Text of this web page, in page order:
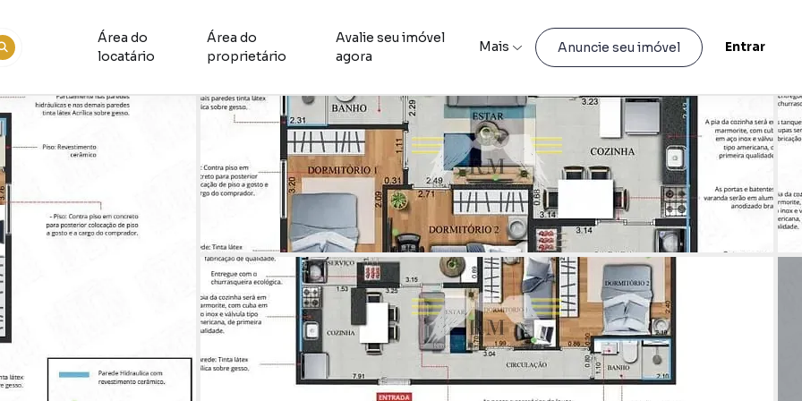
Área do
locatário
Área do
proprietário
Avalie seu imóvel
agora
Mais Anuncie seu imóvel Entrar